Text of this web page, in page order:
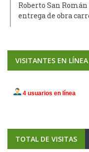
Roberto San
entrega de obra
VISITANTES EN LÍNEA
TOTAL DE VISITAS